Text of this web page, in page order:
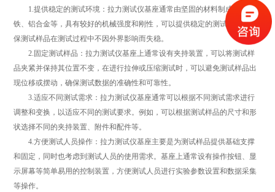
1.提供稳定的测试环境：拉力测试仪基座通常由坚固的材料制成，如钢
铁、铝合金等，具有较好的机械强度和刚性，可以提供稳定的测试环境，确
保测试样品在测试过程中不因外界影响而失稳。
2.固定测试样品：拉力测试仪基座上通常设有夹持装置，可以将测试样
品夹紧并保持其位置不变，在进行拉伸或压缩测试时，可以避免测试样品出
现位移或摆动，确保测试数据的准确性和可靠性。
3.适应不同测试需求：拉力测试仪基座通常可以根据不同测试需求进行
调整和变换，以适应不同的测试要求。例如，可以根据测试样品的尺寸和形
状选择不同的夹持装置、附件和配件等。
4.方便测试人员操作：拉力测试仪基座主要是为测试样品提供基础支撑
和固定，同时也考虑到测试人员的使用需求。基座上通常设有操作按钮、显
示屏幕等简单易用的控制装置，方便测试人员进行实验参数设置和数据采集
等操作。